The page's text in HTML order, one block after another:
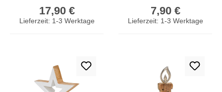
Geschenkkarton
17,90 €
Lieferzeit: 1-3 Werktage
Spiralkerzen
Tischdeko
7,90 €
Lieferzeit: 1-3 Werktage